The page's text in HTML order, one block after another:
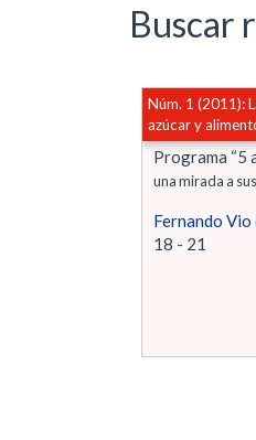
Buscar
Programa “5
una mirada a
Fernando Vio
18 - 21
Núm. 1 (2011):
azúcar y